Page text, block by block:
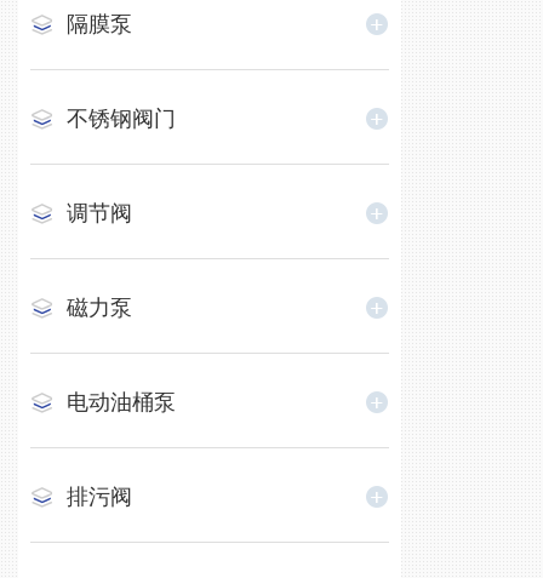
隔膜泵
不锈钢阀门
调节阀
磁力泵
电动油桶泵
排污阀